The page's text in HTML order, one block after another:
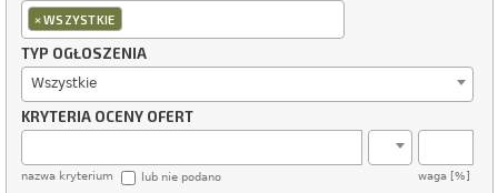
×WSZYSTKIE
TYP OGŁOSZENIA
Wszystkie
KRYTERIA OCENY OFERT
nazwa kryterium waga [%]
lub nie podano